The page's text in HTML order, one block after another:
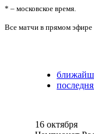
* – московское время.
Все матчи в прямом
16 октября